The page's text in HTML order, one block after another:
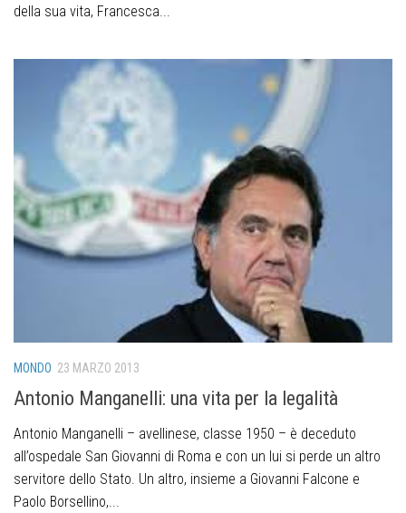
della sua vita, Francesca...
MONDO 23 MARZO 2013
Antonio Manganelli: una vita per la legalità
Antonio Manganelli – avellinese, classe 1950 – è deceduto
all’ospedale San Giovanni di Roma e con un lui si perde un altro
servitore dello Stato. Un altro, insieme a Giovanni Falcone e
Paolo Borsellino,...